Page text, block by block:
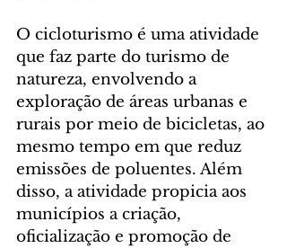
O cicloturismo é uma atividade
que faz parte do turismo de
natureza, envolvendo a
exploração de áreas urbanas e
rurais por meio de bicicletas, ao
mesmo tempo em que reduz
emissões de poluentes. Além
disso, a atividade propicia aos
municípios a criação,
oficialização e promoção de